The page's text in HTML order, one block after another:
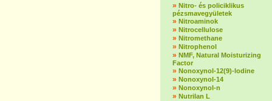
» Nitro- és policiklikus
pézsmavegyületek
» Nitroaminok
» Nitrocellulose
» Nitromethane
» Nitrophenol
» NMF, Natural Moisturizing
Factor
» Nonoxynol-12(9)-lodine
» Nonoxynol-14
» Nonoxynol-n
» Nutrilan L